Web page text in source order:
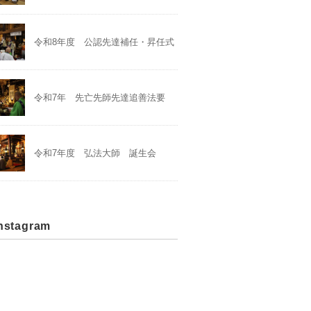
令和8年度 公認先達補任・昇任式
令和7年 先亡先師先達追善法要
令和7年度 弘法大師 誕生会